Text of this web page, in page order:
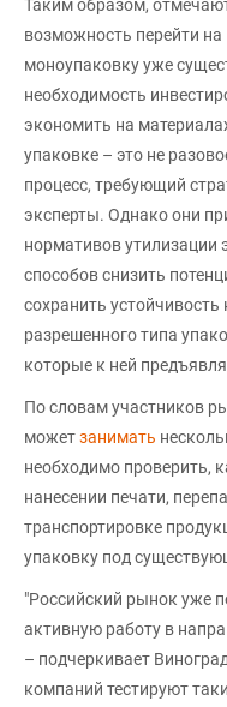
Таким образом,
возможность перейти
моноупаковку уже
необходимость
экономить на
упаковке – это не
процесс, требующий
эксперты. Однако они
нормативов утилизации
способов снизить
сохранить
разрешенного типа
которые к ней
По словам участников
можетзанимать
необходимо проверить,
нанесении печати,
транспортировке
упаковку под
"Российский рынок уже
активную работу в
– подчеркивает
компаний тестируют